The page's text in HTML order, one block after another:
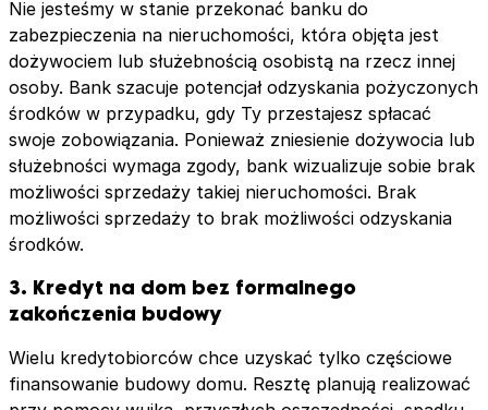
Nie jesteśmy w stanie przekonać banku do
zabezpieczenia na nieruchomości, która objęta jest
dożywociem lub służebnością osobistą na rzecz innej
osoby. Bank szacuje potencjał odzyskania pożyczonych
środków w przypadku, gdy Ty przestajesz spłacać
swoje zobowiązania. Ponieważ zniesienie dożywocia lub
służebności wymaga zgody, bank wizualizuje sobie brak
możliwości sprzedaży takiej nieruchomości. Brak
możliwości sprzedaży to brak możliwości odzyskania
środków.
3. Kredyt na dom bez formalnego
zakończenia budowy
Wielu kredytobiorców chce uzyskać tylko częściowe
finansowanie budowy domu. Resztę planują realizować